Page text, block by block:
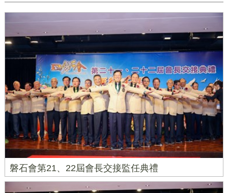
磐石會第21、22屆會長交接監任典禮